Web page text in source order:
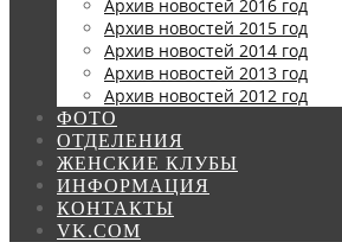
Архив новостей 2016 год
Архив новостей 2015 год
Архив новостей 2014 год
Архив новостей 2013 год
Архив новостей 2012 год
ФОТО
ОТДЕЛЕНИЯ
ЖЕНСКИЕ КЛУБЫ
ИНФОРМАЦИЯ
КОНТАКТЫ
VK.COM